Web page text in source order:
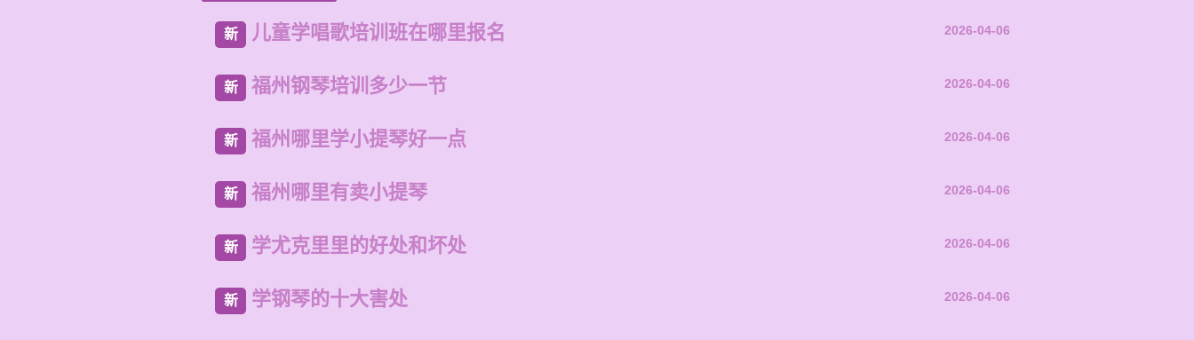
新 儿童学唱歌培训班在哪里报名 2026-04-06
新 福州钢琴培训多少一节 2026-04-06
新 福州哪里学小提琴好一点 2026-04-06
新 福州哪里有卖小提琴 2026-04-06
新 学尤克里里的好处和坏处 2026-04-06
新 学钢琴的十大害处 2026-04-06